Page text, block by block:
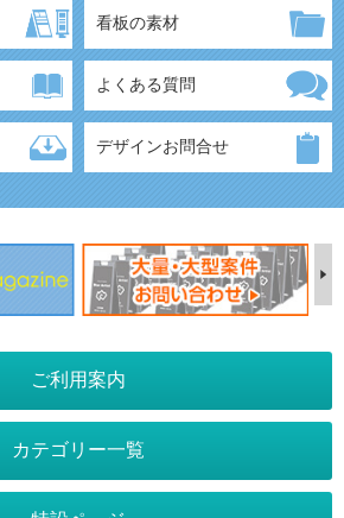
看板の素材
よくある質問
デザインお問合せ
ご利用案内
カテゴリー一覧